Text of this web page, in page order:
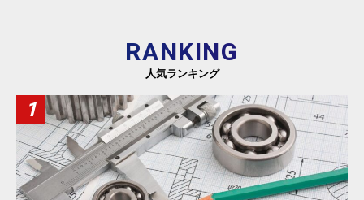
RANKING
人気ランキング